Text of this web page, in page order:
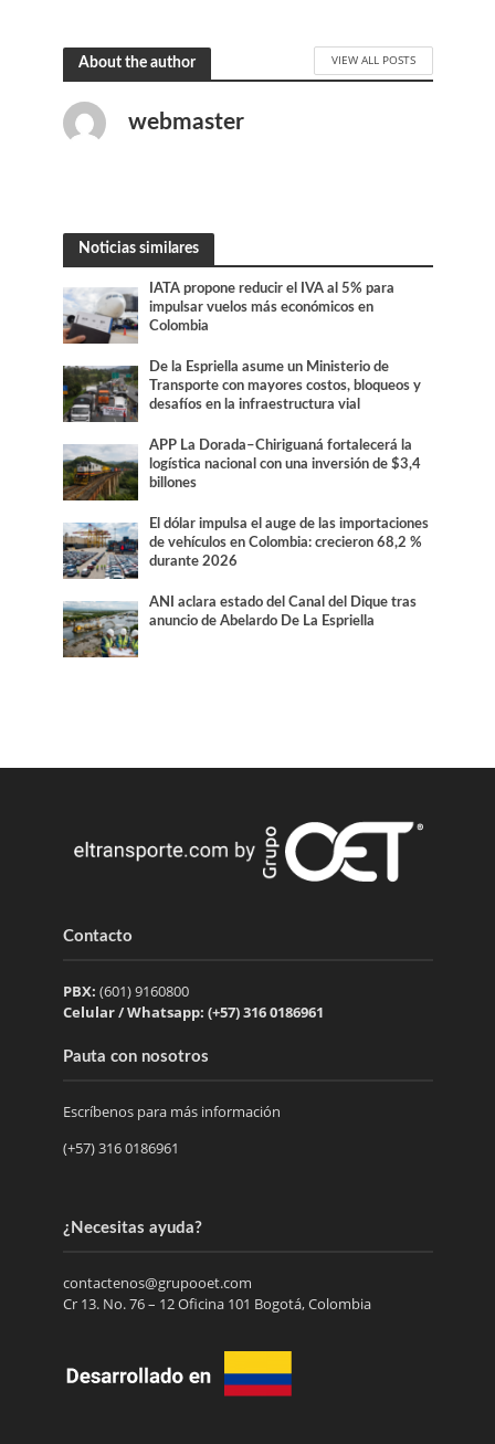
About the author VIEW ALL POSTS
webmaster
Noticias similares
IATA propone reducir el IVA al 5% para
impulsar vuelos más económicos en
Colombia
De la Espriella asume un Ministerio de
Transporte con mayores costos, bloqueos y
desafíos en la infraestructura vial
APP La Dorada–Chiriguaná fortalecerá la
logística nacional con una inversión de $3,4
billones
El dólar impulsa el auge de las importaciones
de vehículos en Colombia: crecieron 68,2 %
durante 2026
ANI aclara estado del Canal del Dique tras
anuncio de Abelardo De La Espriella
Contacto
PBX: (601) 9160800
Celular / Whatsapp: (+57) 316 0186961
Pauta con nosotros
Escríbenos para más información
(+57) 316 0186961
¿Necesitas ayuda?
contactenos@grupooet.com
Cr 13. No. 76 – 12 Oficina 101 Bogotá, Colombia